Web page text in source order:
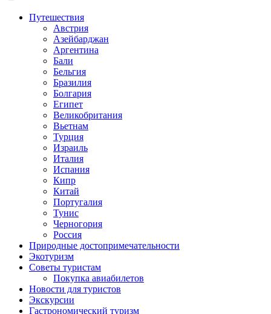
Путешествия
Австрия
Азейбарджан
Аргентина
Бали
Бельгия
Бразилия
Болгария
Египет
Великобритания
Вьетнам
Турция
Израиль
Италия
Испания
Кипр
Китай
Португалия
Тунис
Черногория
Россия
Природные достопримечательности
Экотуризм
Советы туристам
Покупка авиабилетов
Новости для туристов
Экскурсии
Гастрономический туризм